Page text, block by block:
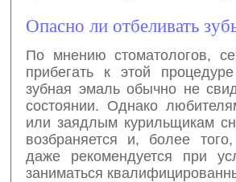
Опасно ли отбеливать
По мнению стоматологов,
прибегать к этой
зубная эмаль обычно не
состоянии. Однако
или заядлым курильщикам
возбраняется и, более
даже рекомендуется при
заниматься